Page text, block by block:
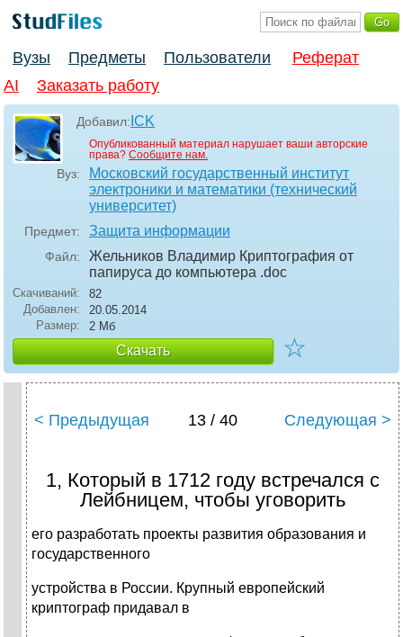
Вузы Предметы Пользователи
Реферат
AI
Заказать работу
Добавил: ICK
Опубликованный материал нарушает ваши авторские
права? Сообщите нам.
Вуз:
Московский государственный институт
электроники и математики (технический
университет)
Предмет: Защита информации
Файл:
Жельников Владимиp Кpиптогpафия от
папиpуса до компьютеpа .doc
Скачиваний:
82
Добавлен:
20.05.2014
Размер:
2 Мб
Скачать ☆
< Предыдущая 13 / 40 Следующая >
1, Который в 1712 году встречался с
Лейбницем, чтобы уговорить
его разработать проекты развития образования и
государственного
устройства в России. Крупный европейский
криптограф придавал в